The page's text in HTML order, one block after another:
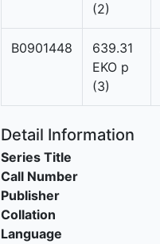
(2)
B0901448
639.31
EKO p
(3)
Detail Information
Series Title
Call Number
Publisher
Collation
Language